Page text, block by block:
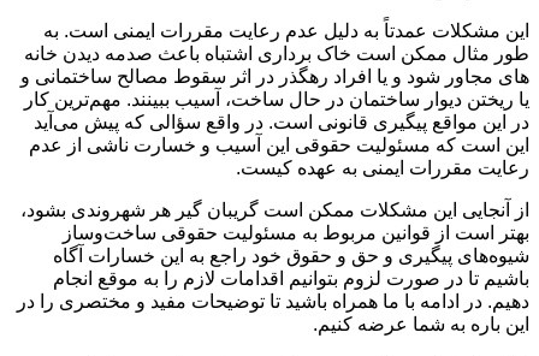
این مشکلات عمدتاً به دلیل عدم رعایت مقررات ایمنی است. به
طور مثال ممکن است خاک برداری اشتباه باعث صدمه دیدن خانه
های مجاور شود و یا افراد رهگذر در اثر سقوط مصالح ساختمانی و
یا ریختن دیوار ساختمان در حال ساخت، آسیب ببینند. مهم‌ترین کار
در این مواقع پیگیری قانونی است. در واقع سؤالی که پیش می‌آید
این است که مسئولیت حقوقی این آسیب و خسارت ناشی از عدم
رعایت مقررات ایمنی به عهده کیست.
از آنجایی این مشکلات ممکن است گریبان گیر هر شهروندی بشود،
بهتر است از قوانین مربوط به مسئولیت حقوقی ساخت‌وساز
شیوه‌های پیگیری و حق و حقوق خود راجع به این خسارات آگاه
باشیم تا در صورت لزوم بتوانیم اقدامات لازم را به موقع انجام
دهیم. در ادامه با ما همراه باشید تا توضیحات مفید و مختصری را در
این باره به شما عرضه کنیم.